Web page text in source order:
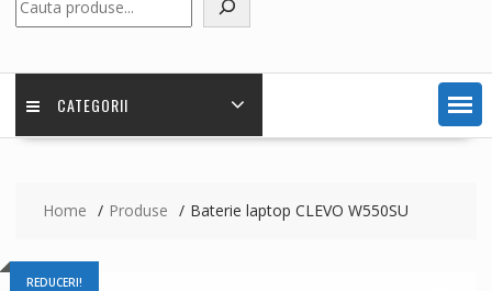
CATEGORII
Home Produse Baterie laptop CLEVO W550SU
REDUCERI!